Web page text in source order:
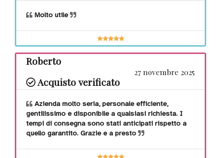
Utili
all'aperto
Su
ordinazione
Molto utile
Roberto
27 novembre 2025
Acquisto verificato
Azienda molto seria, personale efficiente,
gentilissimo e disponibile a qualsiasi richiesta. I
tempi di consegna sono stati anticipati rispetto a
quello garantito. Grazie e a presto